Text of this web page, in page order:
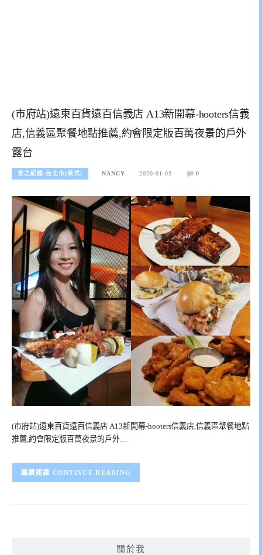
(市府站)遠東百貨遠百信義店 A13新開幕-hooters信義
店,信義區聚餐地點推薦,約會限定版百萬夜景的戶外
露台
食之紀錄-台北市(美式) NANCY 2020-01-03 0
(市府站)遠東百貨遠百信義店 A13新開幕-hooters信義店,信義區聚餐地點
推薦,約會限定版百萬夜景的戶外…
CONTINUE READING
關於我